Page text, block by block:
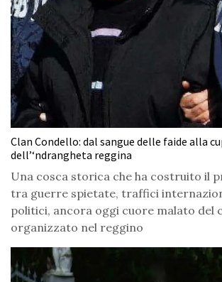
Clan Condello: dal sangue delle faide alla
dell’‘ndrangheta reggina
Una cosca storica che ha costruito il
tra guerre spietate, traffici
politici, ancora oggi cuore malato del
organizzato nel reggino